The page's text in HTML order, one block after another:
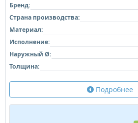
Бренд:
Страна производства:
Материал:
Исполнение:
Наружный Ø:
Толщина:
Подробнее